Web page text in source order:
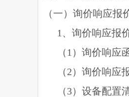
（一）询价响应报
1、询价响应报
（ 1）询价响应
（2）询价响应
（3）设备配置